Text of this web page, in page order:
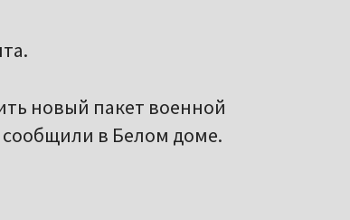
новый пакет военной
в Белом доме.